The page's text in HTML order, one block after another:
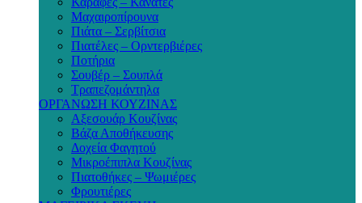
Μαχαιροπίρουνα
Πιάτα – Σερβίτσια
Πιατέλες – Ορντερβιέρες
Ποτήρια
Σουβέρ – Σουπλά
Τραπεζομάντηλα
ΟΡΓΑΝΩΣΗ ΚΟΥΖΙΝΑΣ
Αξεσουάρ Κουζίνας
Βάζα Αποθήκευσης
Δοχεία Φαγητού
Μικροέπιπλα Κουζίνας
Πιατοθήκες – Ψωμιέρες
Φρουτιέρες